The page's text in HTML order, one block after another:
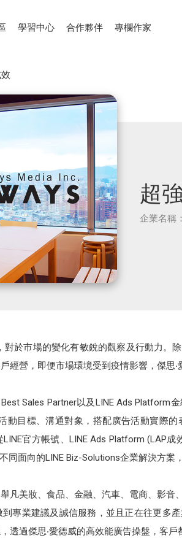
學習中心 合作夥伴 專欄作家
超
企業名稱
對於市場的變化有敏銳的觀察及行動力
經營，即便市場環境受到疫情影響，傑思‧
Sales Partner以及LINE Ads
動目標、溝通對象，搭配廣告活動實際
官方帳號、LINE Ads Platform (LAP成
同面向的LINE Biz-Solutions企業解決方案
凡美妝、食品、金融、汽車、電商、影
專業建議及誠信服務，並且正在往更多
透過傑思‧愛德威的高效能廣告操盤，客戶